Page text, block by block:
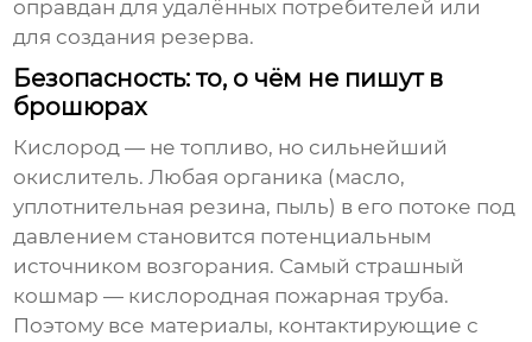
оправдан для удалённых потребителей или
для создания резерва.
Безопасность: то, о чём не пишут в
брошюрах
Кислород — не топливо, но сильнейший
окислитель. Любая органика (масло,
уплотнительная резина, пыль) в его потоке под
давлением становится потенциальным
источником возгорания. Самый страшный
кошмар — кислородная пожарная труба.
Поэтому все материалы, контактирующие с